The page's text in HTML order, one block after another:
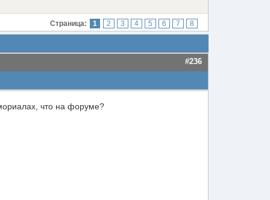
Страница: 1 2 3 4 5 6 7 8
#236
что на форуме?